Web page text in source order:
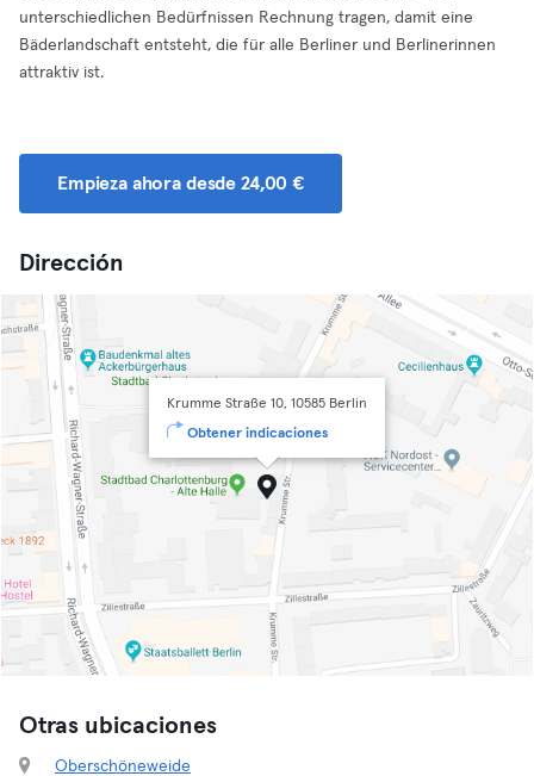
unterschiedlichen Bedürfnissen Rechnung tragen, damit eine
Bäderlandschaft entsteht, die für alle Berliner und Berlinerinnen
attraktiv ist.
Empieza ahora desde 24,00 €
Dirección
Krumme Straße 10, 10585 Berlin
Obtener indicaciones
Otras ubicaciones
Oberschöneweide